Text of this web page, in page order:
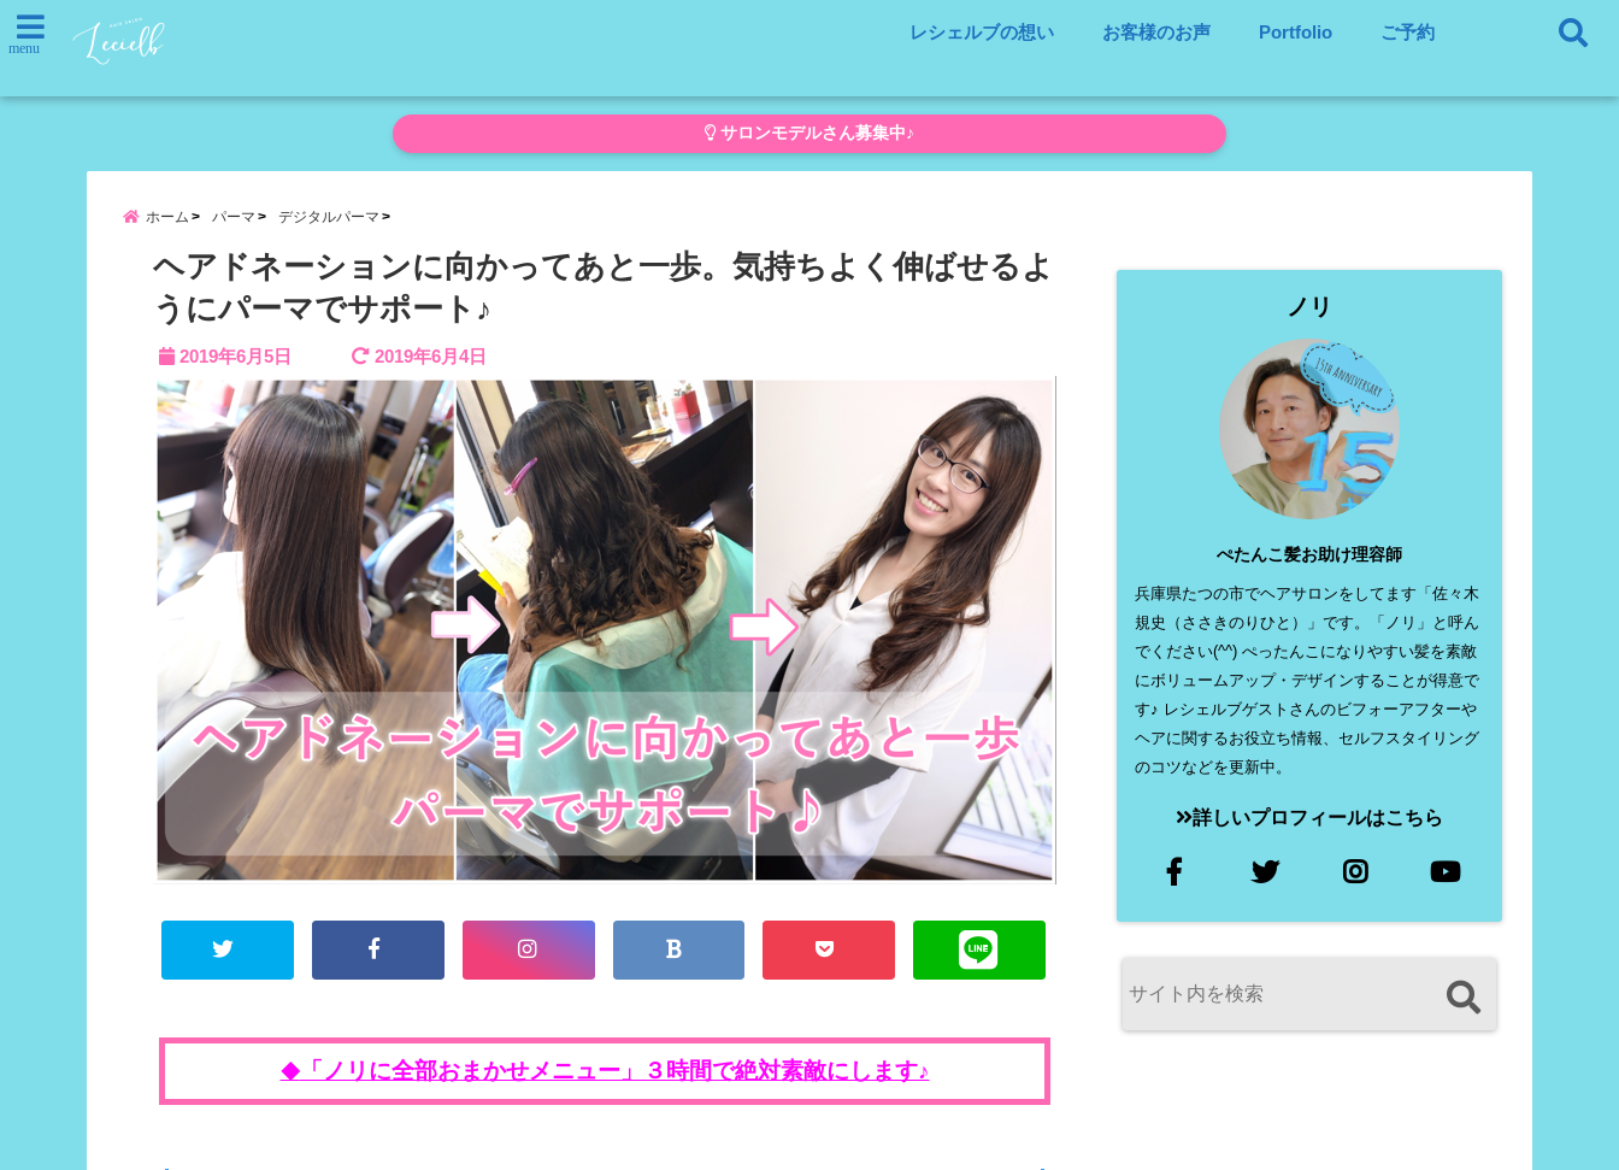
menu
レシェルブの想い お客様のお声 Portfolio ご予約
サロンモデルさん募集中♪
ホーム パーマ デジタルパーマ
ヘアドネーションに向かってあと一歩。気持ちよく伸ばせるよ
うにパーマでサポート♪
2019年6月5日 2019年6月4日
◆「ノリに全部おまかせメニュー」３時間で絶対素敵にします♪
ノリ
ぺたんこ髪お助け理容師
兵庫県たつの市でヘアサロンをしてます「佐々木
規史（ささきのりひと）」です。「ノリ」と呼ん
でください(^^) ぺったんこになりやすい髪を素敵
にボリュームアップ・デザインすることが得意で
す♪ レシェルブゲストさんのビフォーアフターや
ヘアに関するお役立ち情報、セルフスタイリング
のコツなどを更新中。
詳しいプロフィールはこちら